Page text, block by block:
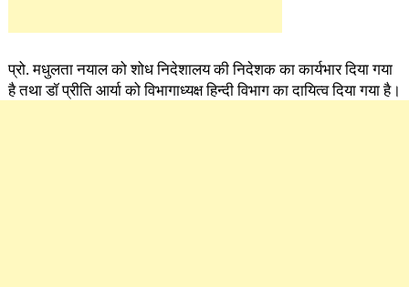
प्रो. मधुलता नयाल को शोध निदेशालय की निदेशक का कार्यभार दिया गया
है तथा डॉ प्रीति आर्या को विभागाध्यक्ष हिन्दी विभाग का दायित्व दिया गया है।